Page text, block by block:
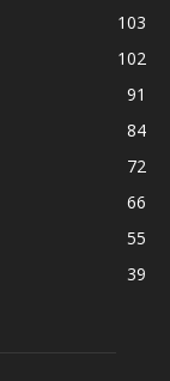
103
102
91
84
72
66
55
39